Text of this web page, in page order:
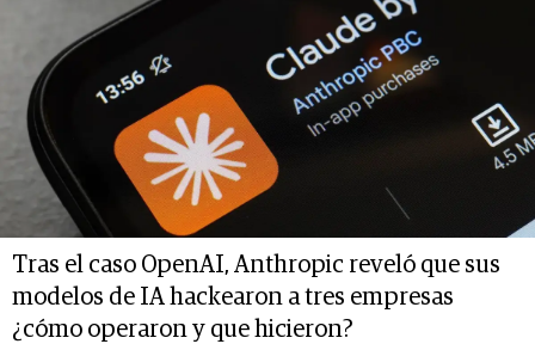
Tras el caso OpenAI, Anthropic reveló que sus
modelos de IA hackearon a tres empresas
¿cómo operaron y que hicieron?